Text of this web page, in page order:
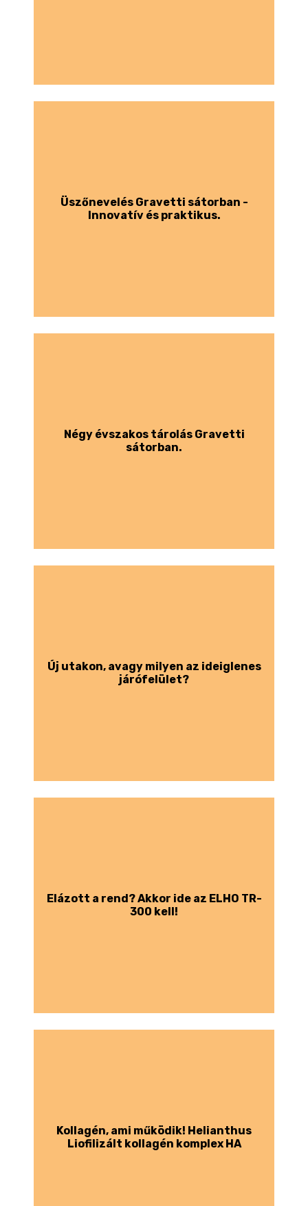
Üszőnevelés Gravetti sátorban -
Innovatív és praktikus.
Négy évszakos tárolás Gravetti
sátorban.
Új utakon, avagy milyen az ideiglenes
járófelület?
Elázott a rend? Akkor ide az ELHO TR-
300 kell!
Kollagén, ami működik! Helianthus
Liofilizált kollagén komplex HA